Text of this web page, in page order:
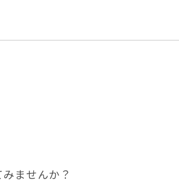
ませんか？